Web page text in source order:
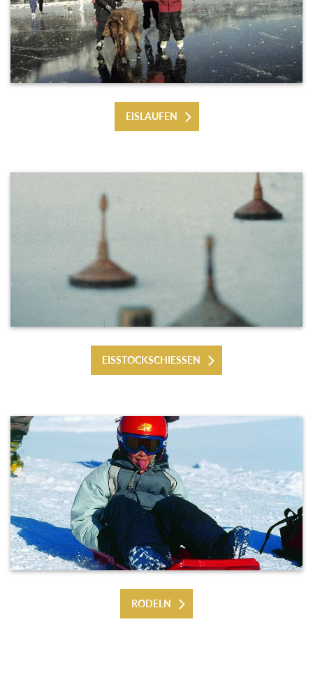
EISLAUFEN
EISSTOCKSCHIESSEN
RODELN